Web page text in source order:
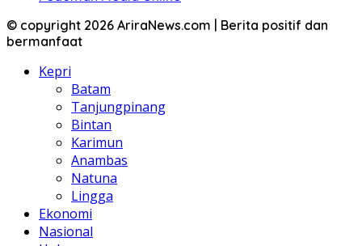
© copyright 2026 AriraNews.com | Berita positif dan
bermanfaat
Kepri
Batam
Tanjungpinang
Bintan
Karimun
Anambas
Natuna
Lingga
Ekonomi
Nasional